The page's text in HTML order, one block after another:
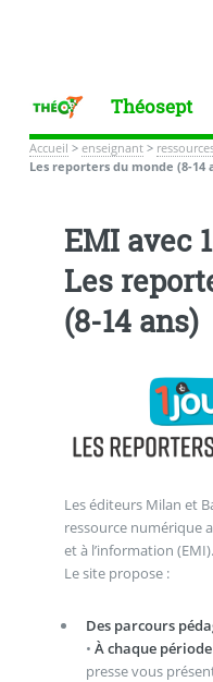
Théosept
Accueil > enseignant>
Les reporters du monde (8-14
EMI avec
Les
(8-14 ans)
Les éditeurs Milan et
ressource numérique
et à l’information (EMI).
Le site propose :
Des parcours
• À chaque
presse vous